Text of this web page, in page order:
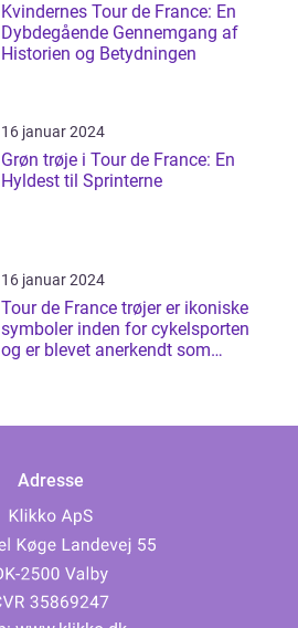
Kvindernes Tour de France: En
Dybdegående Gennemgang af
Historien og Betydningen
16 januar 2024
Grøn trøje i Tour de France: En
Hyldest til Sprinterne
16 januar 2024
Tour de France trøjer er ikoniske
symboler inden for cykelsporten
og er blevet anerkendt som
Adresse